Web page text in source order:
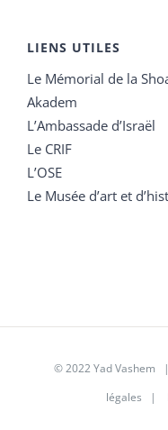
LIENS UTILES
Le Mémorial de la
Akadem
L’Ambassade d’Israël
Le CRIF
L’OSE
Le Musée d’art et
© 2022 Yad
légales |